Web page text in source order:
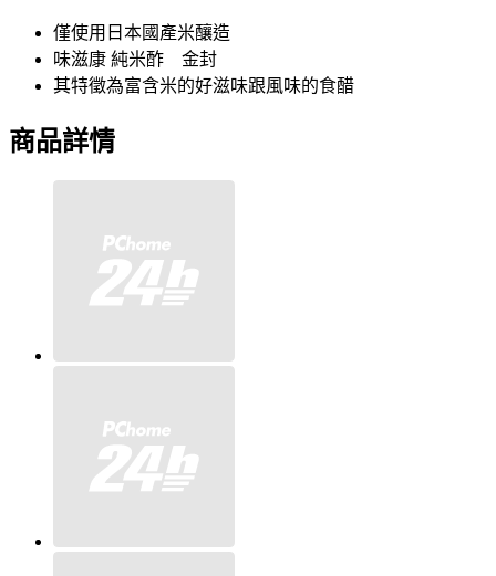
僅使用日本國產米釀造
味滋康 純米酢 金封
其特徵為富含米的好滋味跟風味的食醋
商品詳情